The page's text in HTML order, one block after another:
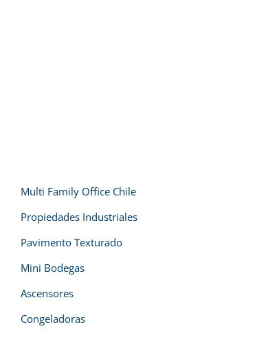
Multi Family Office Chile
Propiedades Industriales
Pavimento Texturado
Mini Bodegas
Ascensores
Congeladoras